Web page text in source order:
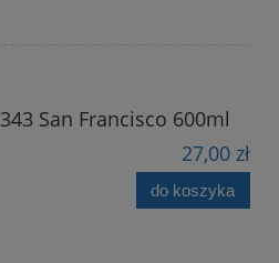
San Francisco 600ml
27,00 zł
do koszyka